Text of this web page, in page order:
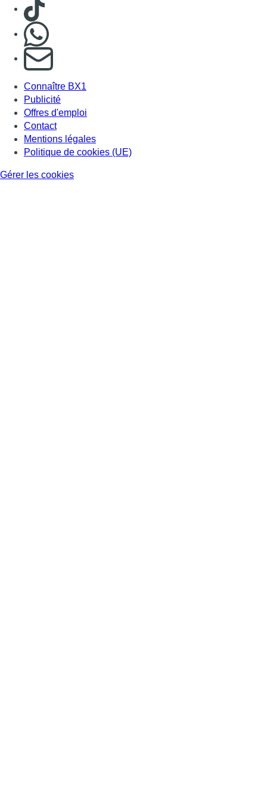
Consulter TikTok
S'abonner à notre newsletter
Connaître BX1
Publicité
Offres d'emploi
Contact
Mentions légales
Politique de cookies (UE)
Gérer les cookies